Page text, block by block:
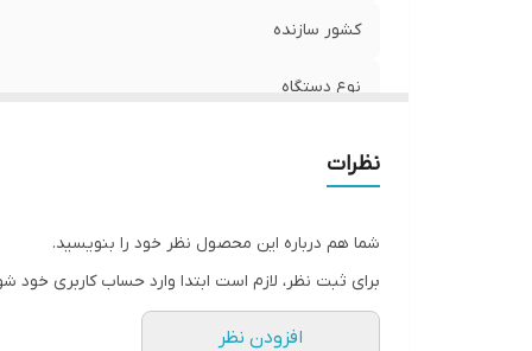
کشور سازنده
نوع دستگاه
بخاردهی پیوسته
ظرفیت مخزن آب
نظرات
شما هم درباره این محصول نظر خود را بنویسید.
برای ثبت نظر، لازم است ابتدا وارد حساب کاربری خود
افزودن نظر